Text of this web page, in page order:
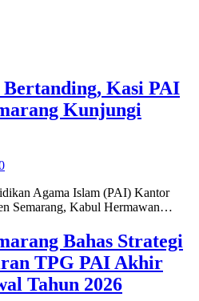
Kasi PAI
Kunjungi
Agama Islam (PAI) Kantor
Semarang, Kabul Hermawan…
Bahas Strategi
TPG PAI Akhir
Tahun 2026